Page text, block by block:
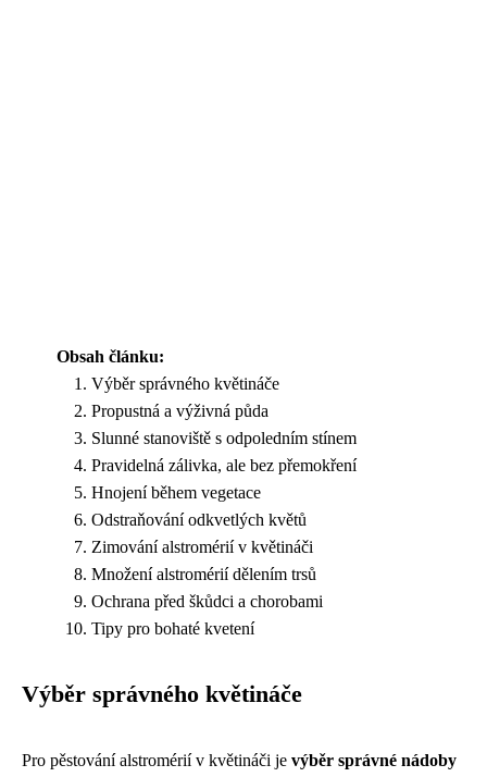
Obsah článku:
Výběr správného květináče
Propustná a výživná půda
Slunné stanoviště s odpoledním stínem
Pravidelná zálivka, ale bez přemokření
Hnojení během vegetace
Odstraňování odkvetlých květů
Zimování alstromérií v květináči
Množení alstromérií dělením trsů
Ochrana před škůdci a chorobami
Tipy pro bohaté kvetení
Výběr správného květináče
Pro pěstování alstromérií v květináči je výběr správné nádoby